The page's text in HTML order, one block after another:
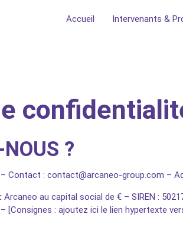
Accueil Intervenants &
?
– Contact : contact@arcaneo-group.com –
Arcaneo au capital social de € – SIREN :
– [Consignes : ajoutez ici le lien hypertexte